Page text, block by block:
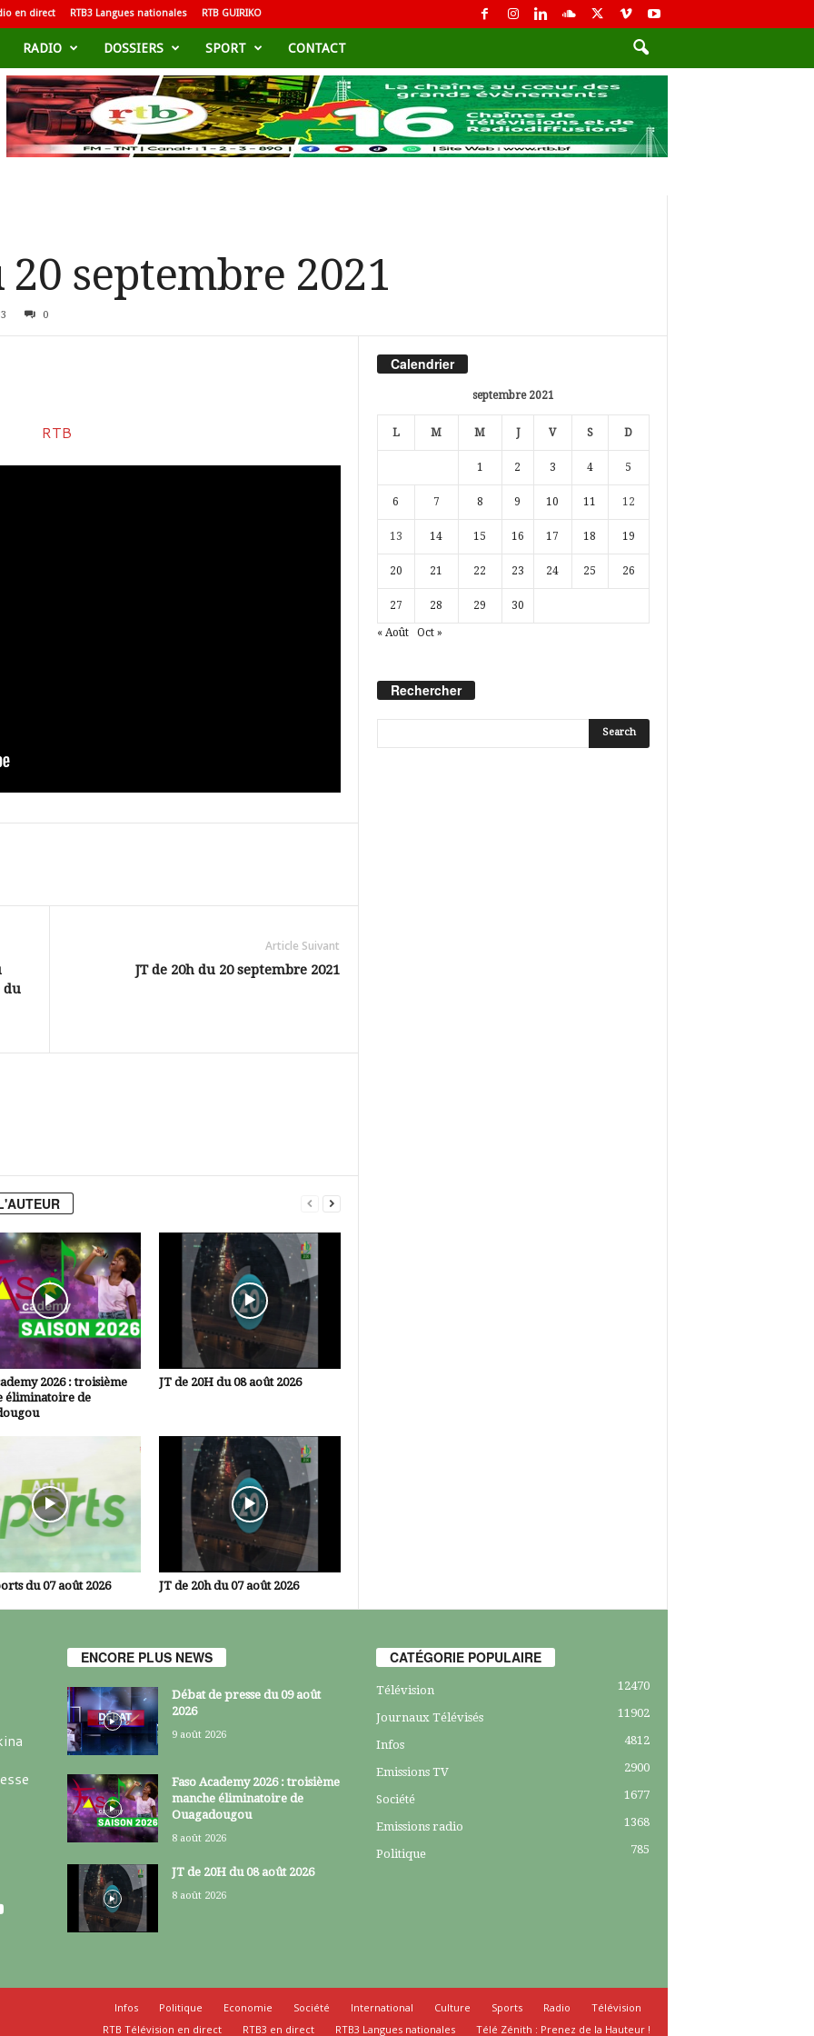
en direct RTB3 Langues nationales RTB GUIRIKO
RADIO DOSSIERS SPORT CONTACT
20 septembre 2021
0
du
Article Suivant
JT de 20h du 20 septembre 2021
2026 : troisième
éliminatoire de
JT de 20H du 08 août 2026
du 07 août 2026 JT de 20h du 07 août 2026
Calendrier
septembre 2021
L M M J V S D
1 2 3 4 5
6 7 8 9 10 11 12
13 14 15 16 17 18 19
20 21 22 23 24 25 26
27 28 29 30
« Août Oct »
Rechercher
ENCORE PLUS NEWS
Débat de presse du 09 août
2026
9 août 2026
Faso Academy 2026 : troisième
manche éliminatoire de
Ouagadougou
8 août 2026
JT de 20H du 08 août 2026
8 août 2026
CATÉGORIE POPULAIRE
Télévision 12470
Journaux Télévisés 11902
Infos 4812
Emissions TV 2900
Société 1677
Emissions radio 1368
Politique 785
Infos Politique Economie Société International Culture Sports Radio
Télévision
RTB Télévision en direct
RTB3 en direct RTB3 Langues nationales Télé Zénith : Prenez de la Hauteur !